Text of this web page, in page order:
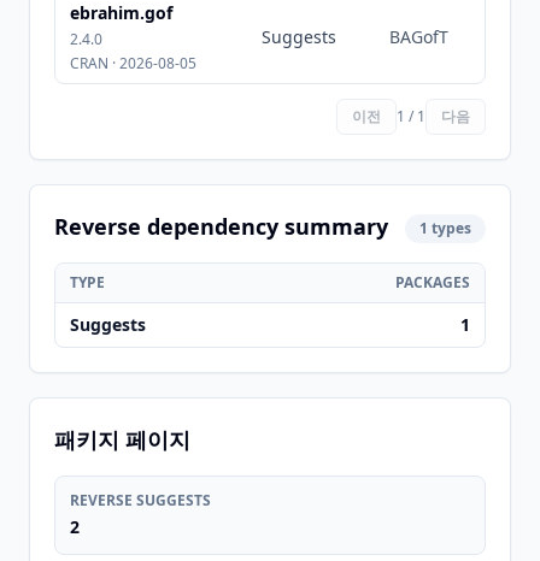
ebrahim.gof
2.4.0
CRAN · 2026-08-05
Suggests BAGofT
이전 1 / 1 다음
Reverse dependency summary 1 types
TYPE PACKAGES
Suggests 1
패키지 페이지
REVERSE SUGGESTS
2